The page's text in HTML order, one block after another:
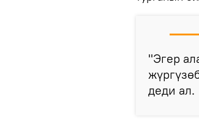
"Эгер
деди ал.